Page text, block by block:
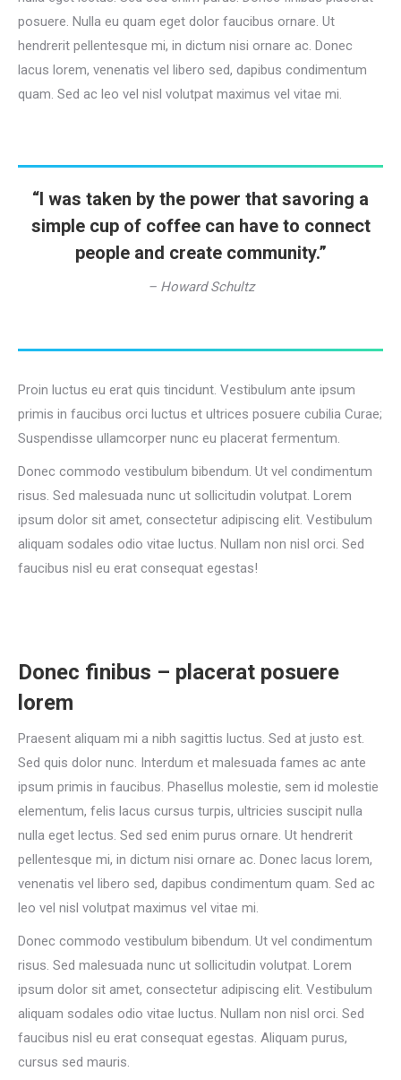
posuere. Nulla eu quam eget dolor faucibus ornare. Ut
hendrerit pellentesque mi, in dictum nisi ornare ac. Donec
lacus lorem, venenatis vel libero sed, dapibus condimentum
quam. Sed ac leo vel nisl volutpat maximus vel vitae mi.
“I was taken by the power that savoring a
simple cup of coffee can have to connect
people and create community.”
– Howard Schultz
Proin luctus eu erat quis tincidunt. Vestibulum ante ipsum
primis in faucibus orci luctus et ultrices posuere cubilia Curae;
Suspendisse ullamcorper nunc eu placerat fermentum.
Donec commodo vestibulum bibendum. Ut vel condimentum
risus. Sed malesuada nunc ut sollicitudin volutpat. Lorem
ipsum dolor sit amet, consectetur adipiscing elit. Vestibulum
aliquam sodales odio vitae luctus. Nullam non nisl orci. Sed
faucibus nisl eu erat consequat egestas!
Donec finibus – placerat posuere
lorem
Praesent aliquam mi a nibh sagittis luctus. Sed at justo est.
Sed quis dolor nunc. Interdum et malesuada fames ac ante
ipsum primis in faucibus. Phasellus molestie, sem id molestie
elementum, felis lacus cursus turpis, ultricies suscipit nulla
nulla eget lectus. Sed sed enim purus ornare. Ut hendrerit
pellentesque mi, in dictum nisi ornare ac. Donec lacus lorem,
venenatis vel libero sed, dapibus condimentum quam. Sed ac
leo vel nisl volutpat maximus vel vitae mi.
Donec commodo vestibulum bibendum. Ut vel condimentum
risus. Sed malesuada nunc ut sollicitudin volutpat. Lorem
ipsum dolor sit amet, consectetur adipiscing elit. Vestibulum
aliquam sodales odio vitae luctus. Nullam non nisl orci. Sed
faucibus nisl eu erat consequat egestas. Aliquam purus,
cursus sed mauris.